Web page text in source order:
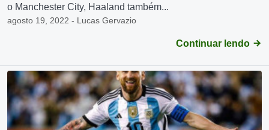
o Manchester City, Haaland também...
agosto 19, 2022 - Lucas Gervazio
Continuar lendo